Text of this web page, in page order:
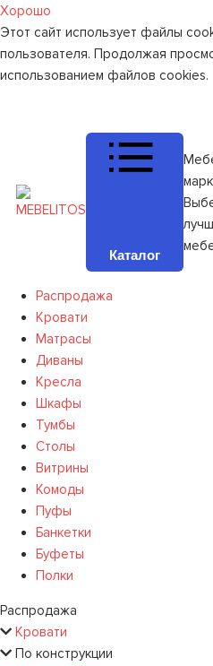
Хорошо
Этот сайт использует файлы
пользователя. Продолжая
использованием файлов cookies.
Каталог
Распродажа
Кровати
Матрасы
Диваны
Кресла
Шкафы
Тумбы
Столы
Витрины
Комоды
Пуфы
Банкетки
Буфеты
Полки
Распродажа
Кровати
По конструкции